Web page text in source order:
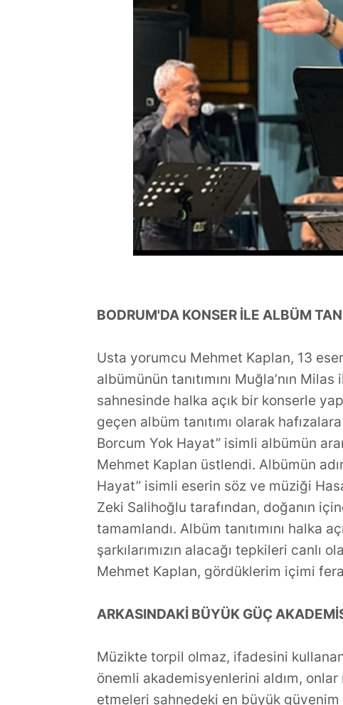
BODRUM'DA KONSER İLE ALBÜM
Usta yorumcu Mehmet Kaplan, 13
albümünün tanıtımını Muğla’nın
sahnesinde halka açık bir konserle
geçen albüm tanıtımı olarak
Borcum Yok Hayat” isimli albümün
Mehmet Kaplan üstlendi. Albümün
Hayat” isimli eserin söz ve müziği
Zeki Salihoğlu tarafından, doğanın
tamamlandı. Albüm tanıtımını halka
şarkılarımızın alacağı tepkileri canlı
Mehmet Kaplan, gördüklerim içimi
ARKASINDAKİ BÜYÜK GÜÇ
Müzikte torpil olmaz, ifadesini
önemli akademisyenlerini aldım,
etmeleri sahnedeki en büyük
YAPMIYORUM
Oluyor?